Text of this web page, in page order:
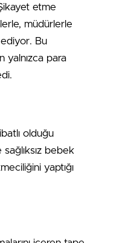
etme
müdürlerle
ediyor. Bu
yalnızca para
olduğu
bebek
yaptığı